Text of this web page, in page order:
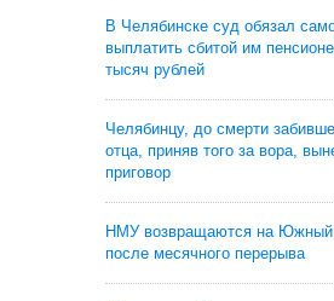
В Челябинске суд обязал
выплатить сбитой им
тысяч рублей
Челябинцу, до смерти
отца, приняв того за вора,
приговор
НМУ возвращаются на Южный
после месячного перерыва